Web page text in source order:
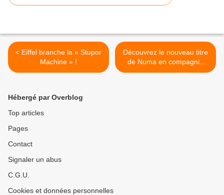
< Eiffel branche la « Stupor
Machine » !
Découvrez le nouveau titre
de Numa en compagnie
d’EMK ! >
Hébergé par Overblog
Top articles
Pages
Contact
Signaler un abus
C.G.U.
Cookies et données personnelles